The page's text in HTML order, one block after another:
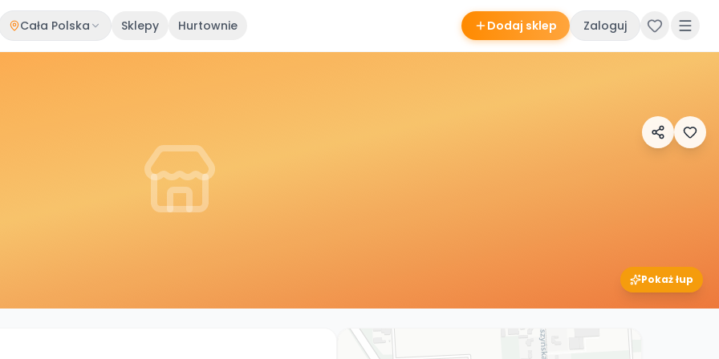
Cała Polska Sklepy Hurtownie Dodaj sklep Zaloguj
Pokaż łup